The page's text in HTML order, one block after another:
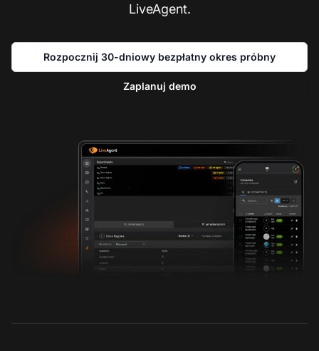
LiveAgent.
Rozpocznij 30-dniowy bezpłatny okres próbny
Zaplanuj demo